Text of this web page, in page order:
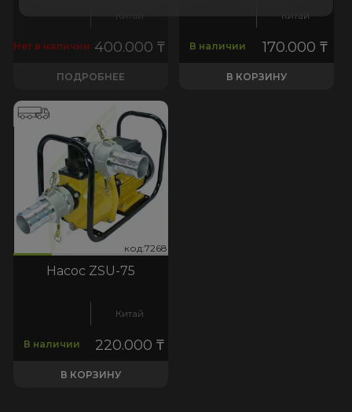
Китай
Нет в наличии 400.000 ₸
ПОДРОБНЕЕ
Китай
В наличии 170.000₸
В КОРЗИНУ
код:7268
Насос ZSU-75
Китай
В наличии 220.000 ₸
В КОРЗИНУ